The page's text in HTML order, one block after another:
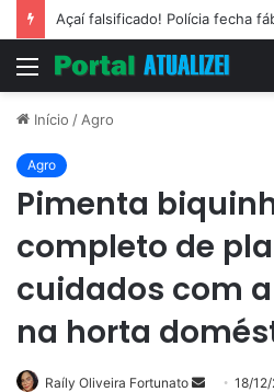
Açaí falsificado! Polícia fecha
Menu
Início / Agro
Agro
Pimenta
completo de
cuidados com
na horta
Raíly Oliveira Fortunato
Mande
18/